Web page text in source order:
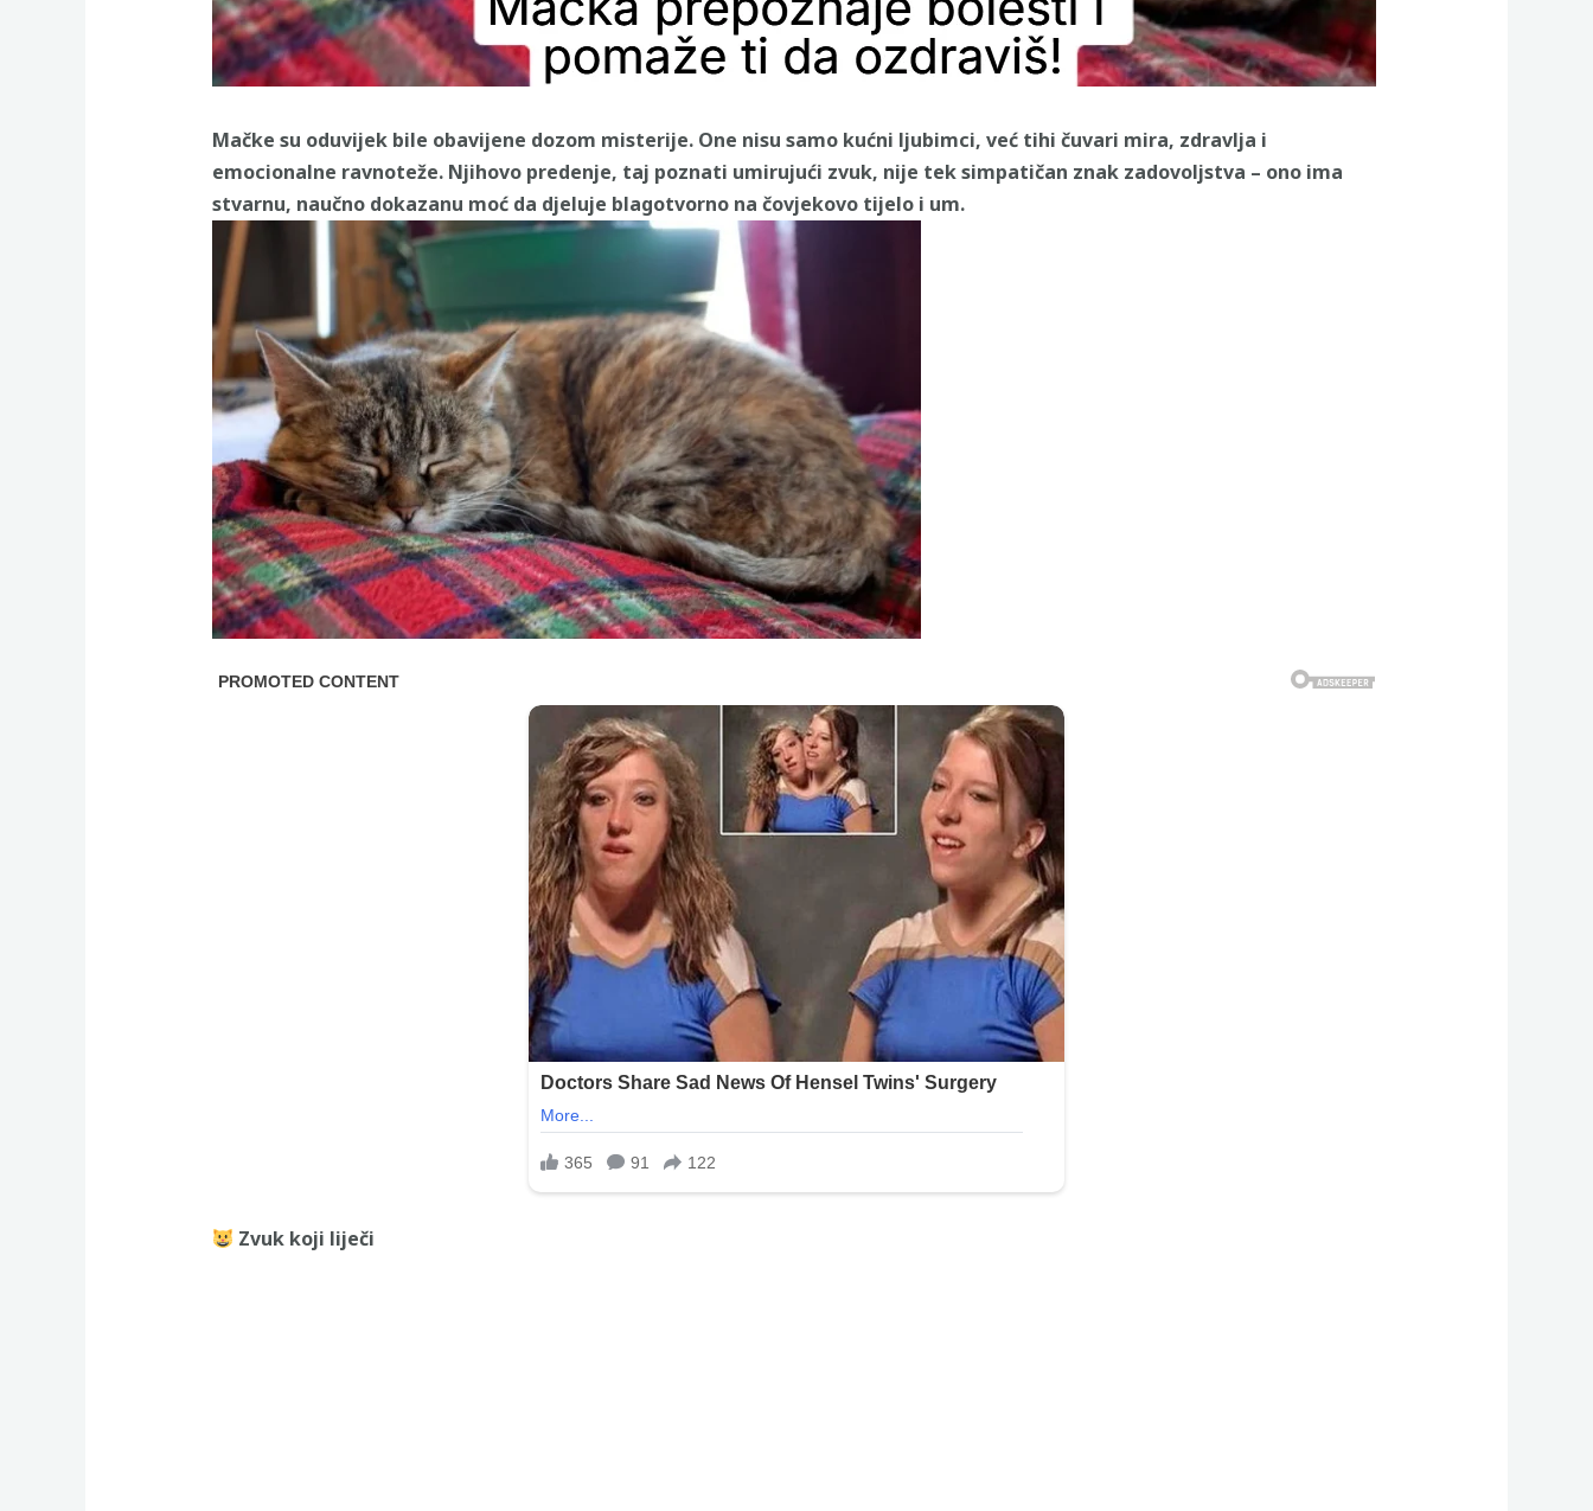
Mačke su oduvijek bile obavijene dozom misterije. One nisu samo kućni ljubimci, već tihi čuvari mira, zdravlja i
emocionalne ravnoteže. Njihovo predenje, taj poznati umirujući zvuk, nije tek simpatičan znak zadovoljstva – ono ima
stvarnu, naučno dokazanu moć da djeluje blagotvorno na čovjekovo tijelo i um.
Zvuk koji liječi